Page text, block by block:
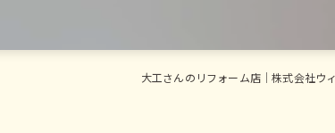
大工さんのリフォーム店｜株式会社ウ